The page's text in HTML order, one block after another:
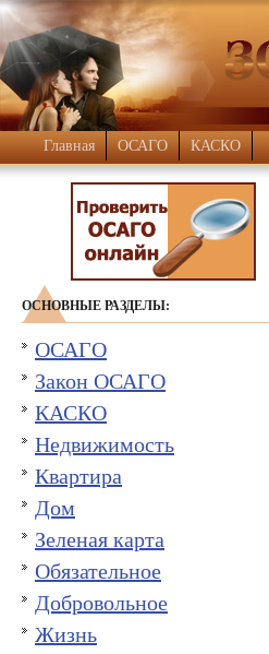
Главная ОСАГО КАСКО
ОСНОВНЫЕ РАЗДЕЛЫ:
ОСАГО
Закон ОСАГО
КАСКО
Недвижимость
Квартира
Дом
Зеленая карта
Обязательное
Добровольное
Жизнь